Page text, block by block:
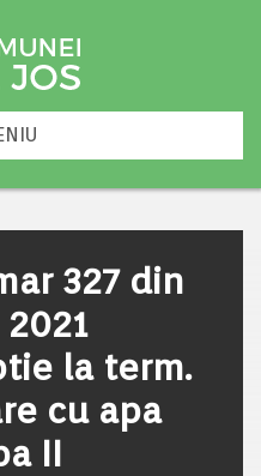
327 din
la term.
cu apa
II